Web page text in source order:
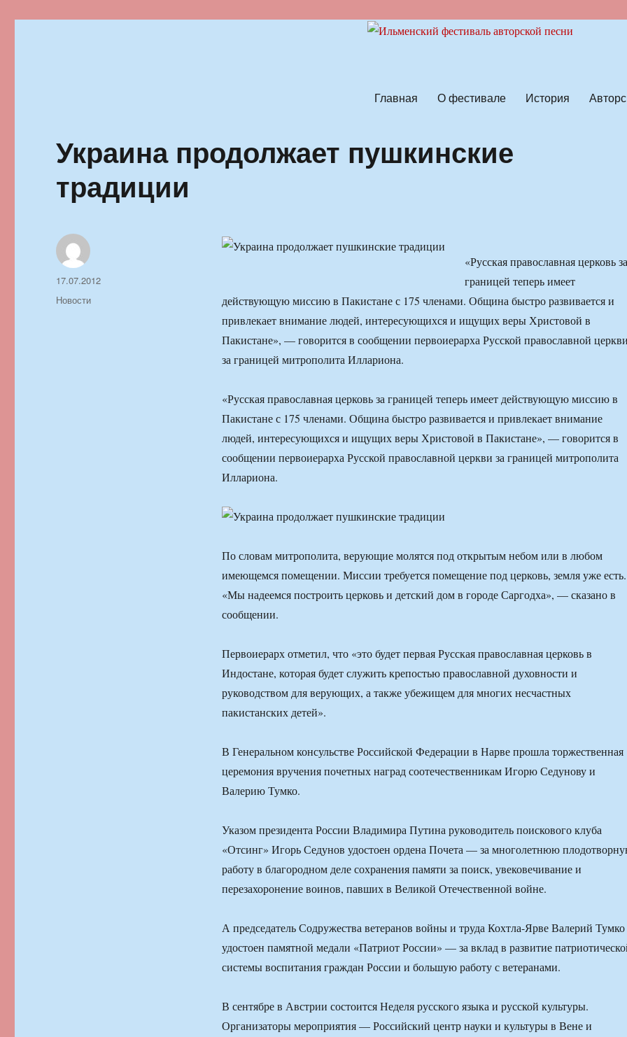
Главная О фестивале История
Украина продолжает пушкинские
традиции
«Русская православная церковь за
границей теперь имеет
действующую миссию в Пакистане с 175 членами. Община быстро развивается и
привлекает внимание людей, интересующихся и ищущих веры Христовой в
Пакистане», — говорится в сообщении первоиерарха Русской православной
за границей митрополита Иллариона.
«Русская православная церковь за границей теперь имеет действующую миссию в
Пакистане с 175 членами. Община быстро развивается и привлекает внимание
людей, интересующихся и ищущих веры Христовой в Пакистане», — говорится в
сообщении первоиерарха Русской православной церкви за границей митрополита
Иллариона.
По словам митрополита, верующие молятся под открытым небом или в любом
имеющемся помещении. Миссии требуется помещение под церковь, земля уже есть.
«Мы надеемся построить церковь и детский дом в городе Саргодха», — сказано в
сообщении.
Первоиерарх отметил, что «это будет первая Русская православная церковь в
Индостане, которая будет служить крепостью православной духовности и
руководством для верующих, а также убежищем для многих несчастных
пакистанских детей».
В Генеральном консульстве Российской Федерации в Нарве прошла торжественная
церемония вручения почетных наград соотечественникам Игорю Седунову и
Валерию Тумко.
Указом президента России Владимира Путина руководитель поискового клуба
«Отсинг» Игорь Седунов удостоен ордена Почета — за многолетнюю
работу в благородном деле сохранения памяти за поиск, увековечивание и
перезахоронение воинов, павших в Великой Отечественной войне.
А председатель Содружества ветеранов войны и труда Кохтла-Ярве Валерий Тумко
удостоен памятной медали «Патриот России» — за вклад в развитие
системы воспитания граждан России и большую работу с ветеранами.
В сентябре в Австрии состоится Неделя русского языка и русской культуры.
Организаторы мероприятия — Российский центр науки и культуры в Вене и
Автор
Опубликовано
17.07.2012
Рубрики
Новости